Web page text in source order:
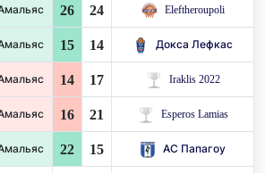
26 24 Eleftheroupoli
15 14 Докса Лефкас
14 17 Iraklis 2022
16 21 Esperos Lamias
22 15 АС Папагоу